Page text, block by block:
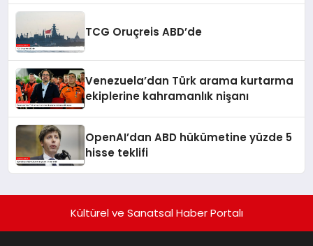
TCG Oruçreis ABD’de
Venezuela’dan Türk arama kurtarma
ekiplerine kahramanlık nişanı
OpenAI’dan ABD hükümetine yüzde 5
hisse teklifi
Kültürel ve Sanatsal Haber Portalı